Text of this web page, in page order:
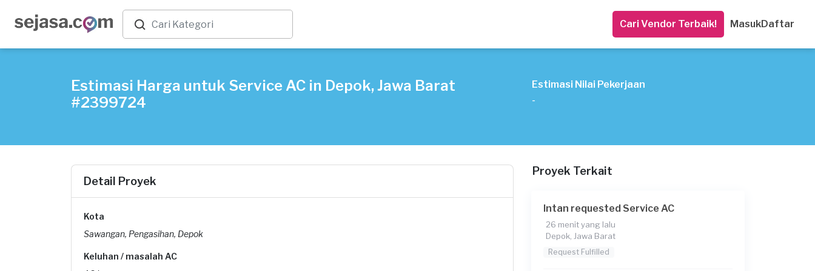
Cari Vendor Terbaik! MasukDaftar
Estimasi Harga untuk Service AC in Depok, Jawa Barat
#2399724
Estimasi Nilai Pekerjaan
-
Detail Proyek
Kota
Sawangan, Pengasihan, Depok
Keluhan / masalah AC
Proyek Terkait
Intan requested Service AC
26 menit yang lalu
Depok, Jawa Barat
Request Fulfilled